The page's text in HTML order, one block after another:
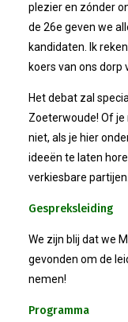
UBO-
Eerste
Save
ALV
Agenda
plezier en zónder
de 26e geven we
kandidaten. Ik
koers van ons dorp
Het debat zal
Zoeterwoude! Of
niet, als je hier
ideeën te laten
verkiesbare partijen.
Gespreksleiding
We zijn blij dat we
gevonden om de
nemen!
Programma